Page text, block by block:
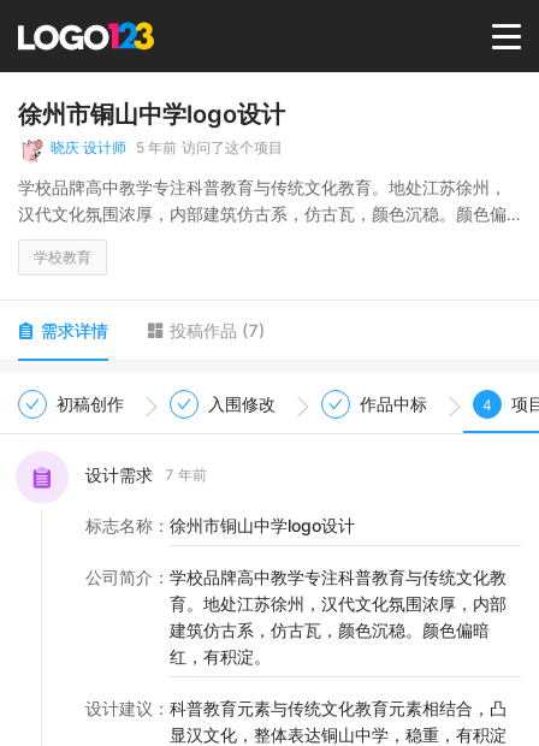
首页
选择套餐→
商标版权
LOGO
徐州市铜山中学logo设计
晓庆 设计师 5 年前 访问了这个项目
学校品牌高中教学专注科普教育与传统文化教育。地处江苏徐州，
汉代文化氛围浓厚，内部建筑仿古系，仿古瓦，颜色沉稳。颜色偏
暗红，有积淀。
学校教育
需求详情 投稿作品 (7)
初稿创作 入围修改 作品中标 4 项
设计需求 7 年前
标志名称 ： 徐州市铜山中学logo设计
公司简介 ： 学校品牌高中教学专注科普教育与传统文化教
育。地处江苏徐州，汉代文化氛围浓厚，内部
建筑仿古系，仿古瓦，颜色沉稳。颜色偏暗
红，有积淀。
设计建议 ： 科普教育元素与传统文化教育元素相结合，凸
显汉文化，整体表达铜山中学，稳重，有积淀